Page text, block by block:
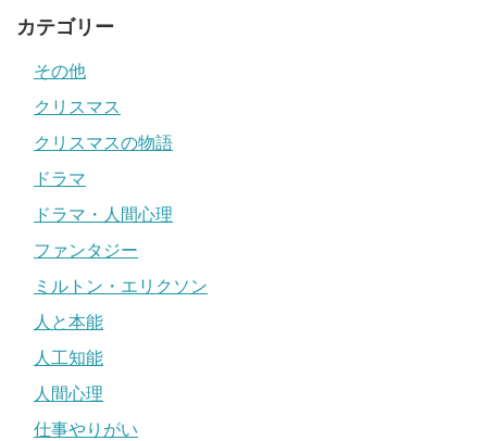
カテゴリー
その他
クリスマス
クリスマスの物語
ドラマ
ドラマ・人間心理
ファンタジー
ミルトン・エリクソン
人と本能
人工知能
人間心理
仕事やりがい